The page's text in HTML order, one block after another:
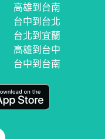
高雄到台南
台中到台北
台北到宜蘭
高雄到台中
台中到台南